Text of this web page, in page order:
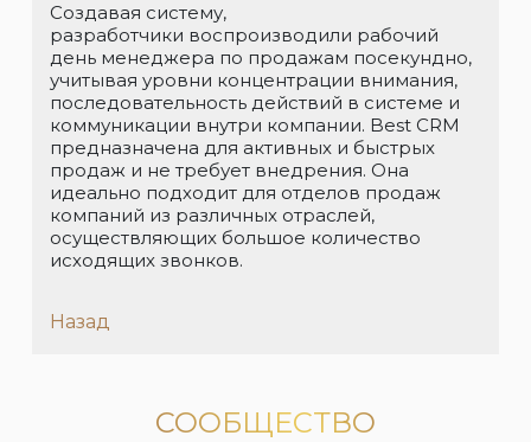
Создавая систему,
разработчики воспроизводили рабочий
день менеджера по продажам посекундно,
учитывая уровни концентрации внимания,
последовательность действий в системе и
коммуникации внутри компании. Best CRM
предназначена для активных и быстрых
продаж и не требует внедрения. Она
идеально подходит для отделов продаж
компаний из различных отраслей,
осуществляющих большое количество
исходящих звонков.
Назад
СООБЩЕСТВО